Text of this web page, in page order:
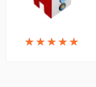
★★★★★
★★★★★